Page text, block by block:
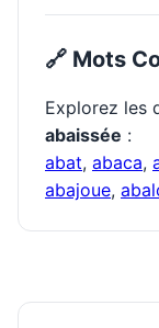
🔗 Mots
Explorez les
abaissée :
abat, abaca,
abajoue,